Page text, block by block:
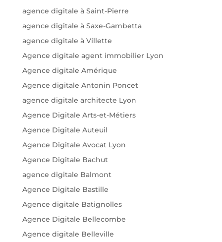
agence digitale à Saint-Pierre
agence digitale à Saxe-Gambetta
agence digitale à Villette
Agence digitale agent immobilier Lyon
Agence digitale Amérique
Agence digitale Antonin Poncet
agence digitale architecte Lyon
Agence Digitale Arts-et-Métiers
Agence Digitale Auteuil
Agence Digitale Avocat Lyon
Agence Digitale Bachut
agence digitale Balmont
Agence Digitale Bastille
Agence digitale Batignolles
Agence Digitale Bellecombe
Agence digitale Belleville